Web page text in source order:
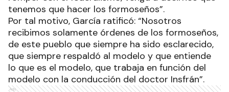
tenemos que hacer los formoseños”.
Por tal motivo, García ratificó: “Nosotros
recibimos solamente órdenes de los formoseños,
de este pueblo que siempre ha sido esclarecido,
que siempre respaldó al modelo y que entiende
lo que es el modelo, que trabaja en función del
modelo con la conducción del doctor Insfrán”.
Ads